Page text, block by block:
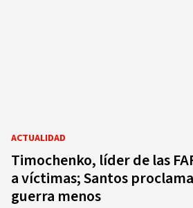
ACTUALIDAD
Timochenko, líder de las
a víctimas; Santos
guerra menos